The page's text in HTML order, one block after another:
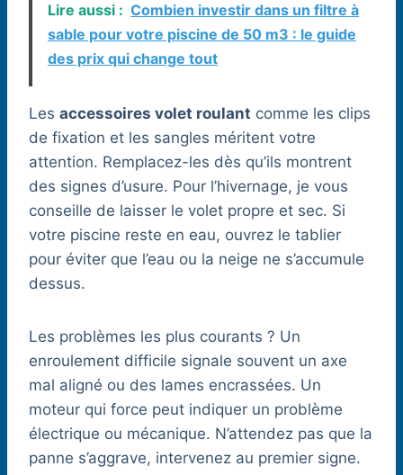
Lire aussi : Combien investir dans un filtre à
sable pour votre piscine de 50 m3 : le guide
des prix qui change tout
Les accessoires volet roulant comme les clips
de fixation et les sangles méritent votre
attention. Remplacez-les dès qu’ils montrent
des signes d’usure. Pour l’hivernage, je vous
conseille de laisser le volet propre et sec. Si
votre piscine reste en eau, ouvrez le tablier
pour éviter que l’eau ou la neige ne s’accumule
dessus.
Les problèmes les plus courants ? Un
enroulement difficile signale souvent un axe
mal aligné ou des lames encrassées. Un
moteur qui force peut indiquer un problème
électrique ou mécanique. N’attendez pas que la
panne s’aggrave, intervenez au premier signe.